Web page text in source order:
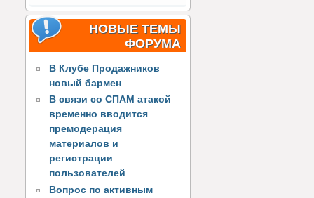
НОВЫЕ ТЕМЫ
ФОРУМА
В Клубе Продажников
новый бармен
В связи со СПАМ атакой
временно вводится
премодерация
материалов и
регистрации
пользователей
Вопрос по активным